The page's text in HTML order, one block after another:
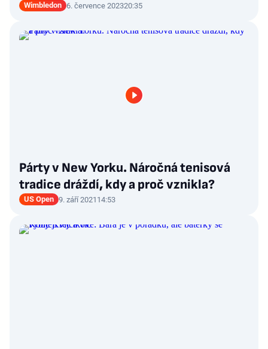
Wimbledon 6. července 202320:35
Párty v New Yorku. Náročná tenisová
tradice dráždí, kdy a proč vznikla?
US Open 9. září 2021 14:53